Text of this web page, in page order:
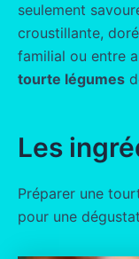
seulement
croustillante,
familial ou entre
tourte légumes
Les
Préparer une
pour une